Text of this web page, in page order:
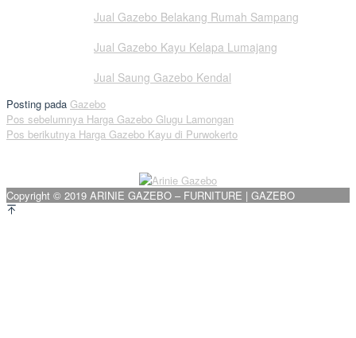
Jual Gazebo Belakang Rumah Sampang
Jual Gazebo Kayu Kelapa Lumajang
Jual Saung Gazebo Kendal
Posting pada Gazebo
Navigasi
Pos sebelumnya Harga Gazebo Glugu Lamongan
Pos berikutnya Harga Gazebo Kayu di Purwokerto
Copyright © 2019 ARINIE GAZEBO – FURNITURE | GAZEBO